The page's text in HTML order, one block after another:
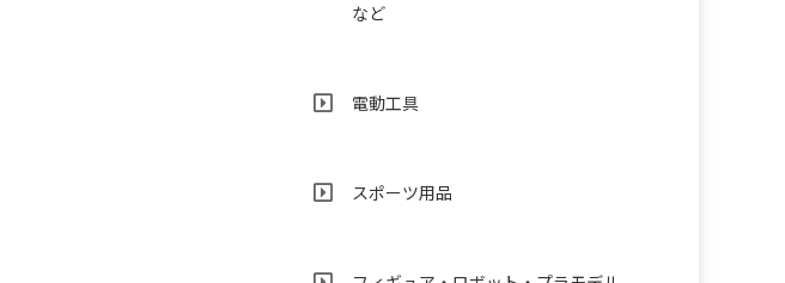
など
電動工具
スポーツ用品